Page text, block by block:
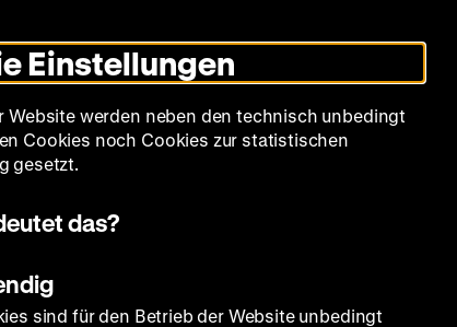
Modus
umschalten
zum
Deutschen
Historischen
in
Deutscher
zum
Deutschen
Historischen
in
Leichter
Sammlung Bildung Museum
Einstellungen
Website werden neben den technisch unbedingt
Cookies noch Cookies zur statistischen
gesetzt.
das?
sind für den Betrieb der Website unbedingt